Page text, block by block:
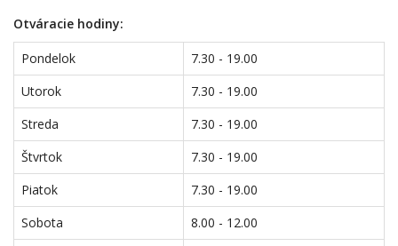
Otváracie hodiny:
Pondelok
7.30 - 19.00
Utorok
7.30 - 19.00
Streda
7.30 - 19.00
Štvrtok
7.30 - 19.00
Piatok
7.30 - 19.00
Sobota
8.00 - 12.00